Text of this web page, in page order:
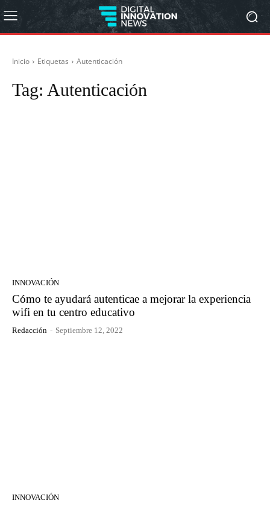
Inicio Etiquetas Autenticación
Tag: Autenticación
INNOVACIÓN
Cómo te ayudará autenticae a mejorar la experiencia
wifi en tu centro educativo
Redacción - Septiembre 12, 2022
INNOVACIÓN